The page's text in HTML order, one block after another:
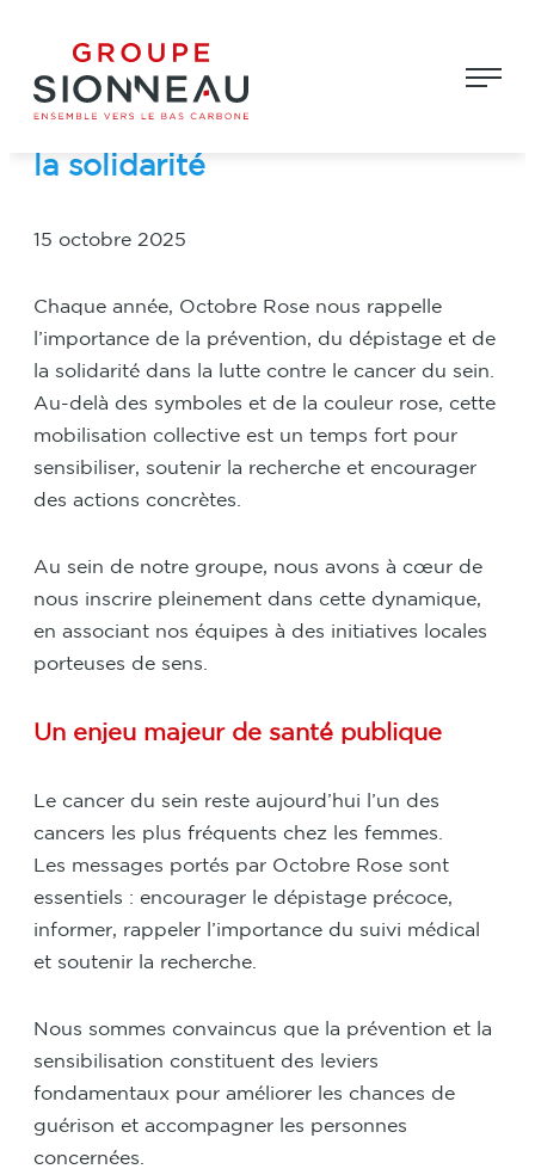
contenu
Octobre Rose : marcher
ensemble pour la prévention et
la solidarité
15 octobre 2025
Chaque année, Octobre Rose nous rappelle
l’importance de la prévention, du dépistage et de
la solidarité dans la lutte contre le cancer du sein.
Au-delà des symboles et de la couleur rose, cette
mobilisation collective est un temps fort pour
sensibiliser, soutenir la recherche et encourager
des actions concrètes.
Au sein de notre groupe, nous avons à cœur de
nous inscrire pleinement dans cette dynamique,
en associant nos équipes à des initiatives locales
porteuses de sens.
Un enjeu majeur de santé publique
Le cancer du sein reste aujourd’hui l’un des
cancers les plus fréquents chez les femmes.
Les messages portés par Octobre Rose sont
essentiels : encourager le dépistage précoce,
informer, rappeler l’importance du suivi médical
et soutenir la recherche.
Nous sommes convaincus que la prévention et la
sensibilisation constituent des leviers
fondamentaux pour améliorer les chances de
guérison et accompagner les personnes
concernées.